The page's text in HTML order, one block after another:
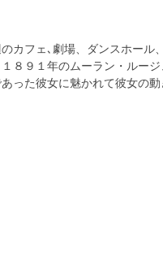
カフェ､劇場、ダンスホール
８９１年のムーラン・ルー
った彼女に魅かれて彼女の